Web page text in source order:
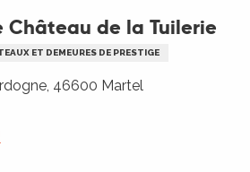
Château de la Tuilerie
ET DEMEURES DE PRESTIGE
46600 Martel